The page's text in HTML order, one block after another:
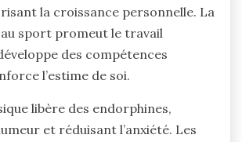
la croissance personnelle. La
sport promeut le travail
des compétences
l’estime de soi.
libère des endorphines,
et réduisant l’anxiété. Les